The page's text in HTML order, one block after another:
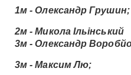
1м - Олександр Грушин;
2м - Микола Ільінський
3м - Олександр
3м - Максим Лю;